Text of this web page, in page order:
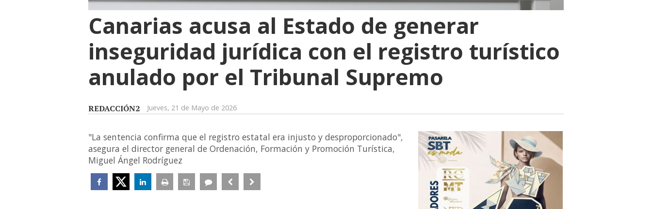
Canarias acusa al Estado de generar
inseguridad jurídica con el registro turístico
anulado por el Tribunal Supremo
REDACCIÓN2 Jueves, 21 de Mayo de 2026
"La sentencia confirma que el registro estatal era injusto y desproporcionado",
asegura el director general de Ordenación, Formación y Promoción Turística,
Miguel Ángel Rodríguez